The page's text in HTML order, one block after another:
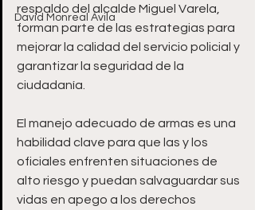
David Monreal Ávila
respaldo del alcalde Miguel Varela,
forman parte de las estrategias para
mejorar la calidad del servicio policial y
garantizar la seguridad de la
ciudadanía.
El manejo adecuado de armas es una
habilidad clave para que las y los
oficiales enfrenten situaciones de
alto riesgo y puedan salvaguardar sus
vidas en apego a los derechos